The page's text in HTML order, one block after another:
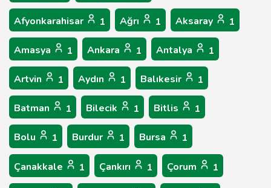
Afyonkarahisar 1 Ağrı 1 Aksaray 1
Amasya 1 Ankara 1 Antalya 1
Artvin 1 Aydın 1 Balıkesir 1
Batman 1 Bilecik 1 Bitlis 1
Bolu 1 Burdur 1 Bursa 1
Çanakkale 1 Çankırı 1 Çorum 1